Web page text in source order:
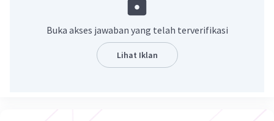
x + 5x + 3x + 15 = 0
2 + 8x + 15 = 0
5.0(1) Balas
Buka akses jawaban yang telah terverifikasi
Lihat Iklan